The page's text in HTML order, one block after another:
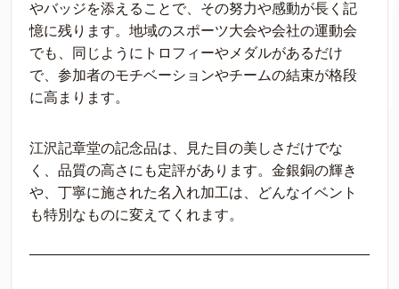
やバッジを添えることで、その努力や感動が長く記
憶に残ります。地域のスポーツ大会や会社の運動会
でも、同じようにトロフィーやメダルがあるだけ
で、参加者のモチベーションやチームの結束が格段
に高まります。
江沢記章堂の記念品は、見た目の美しさだけでな
く、品質の高さにも定評があります。金銀銅の輝き
や、丁寧に施された名入れ加工は、どんなイベント
も特別なものに変えてくれます。